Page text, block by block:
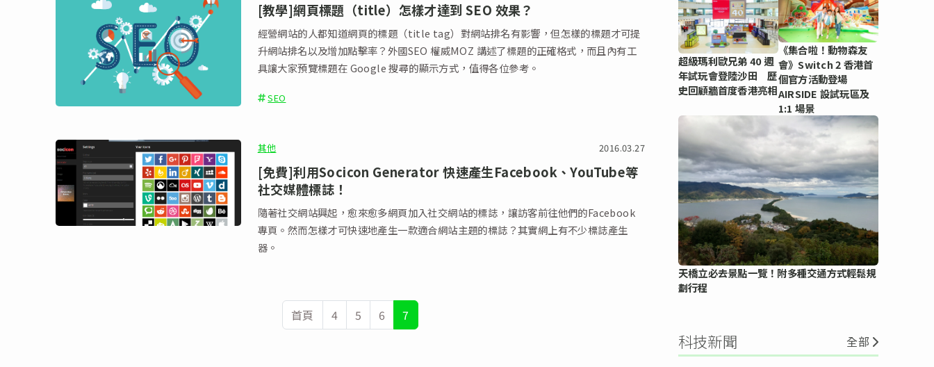
[教學]網頁標題（title）怎樣才達到 SEO 效果？
經營網站的人都知道網頁的標題（title tag）對網站排名有影響，但怎樣的標題才可提
升網站排名以及增加點擊率？外國SEO 權威MOZ 講述了標題的正確格式，而且內有工
具讓大家預覽標題在 Google 搜尋的顯示方式，值得各位參考。
SEO
其他 2016.03.27
[免費]利用Socicon Generator 快速產生Facebook、YouTube等
社交媒體標誌！
隨著社交網站興起，愈來愈多網頁加入社交網站的標誌，讓訪客前往他們的Facebook
專頁。然而怎樣才可快速地產生一款適合網站主題的標誌？其實網上有不少標誌產生
器。
首頁 4 5 6 7
超級瑪利歐兄弟 40 週
年試玩會登陸沙田 歷
史回顧牆首度香港亮相
《集合啦！動物森友
會》Switch 2 香港首
個官方活動登場
AIRSIDE 設試玩區及
1:1 場景
天橋立必去景點一覽！附多種交通方式輕鬆規
劃行程
科技新聞 全部